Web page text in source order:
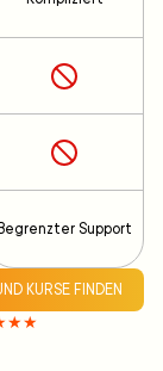
Begrenzter Support
KURSE FINDEN